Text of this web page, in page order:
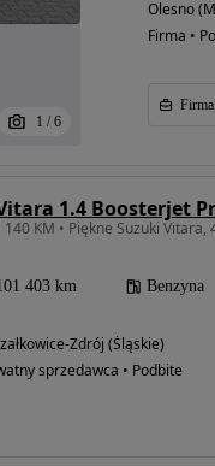
1 / 6
Olesno
Firma •
Firma
1.4 Boosterjet
403 km Benzyna
Zdrój (Śląskie)
sprzedawca • Podbite